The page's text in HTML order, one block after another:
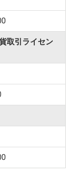
取引ライセン